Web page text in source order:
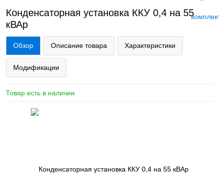
Конденсаторная установка ККУ 0,4 на 55
кВАр
Обзор Описание товара Характеристики
Модификации
Товар есть в наличии